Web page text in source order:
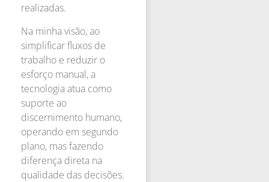
realizadas.
Na minha visão, ao
simplificar fluxos de
trabalho e reduzir o
esforço manual, a
tecnologia atua como
suporte ao
discernimento humano,
operando em segundo
plano, mas fazendo
diferença direta na
qualidade das decisões.